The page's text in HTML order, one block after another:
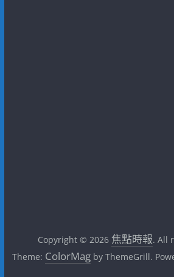
Copyright © 2026 焦點時報. All
Theme: ColorMag by ThemeGrill.